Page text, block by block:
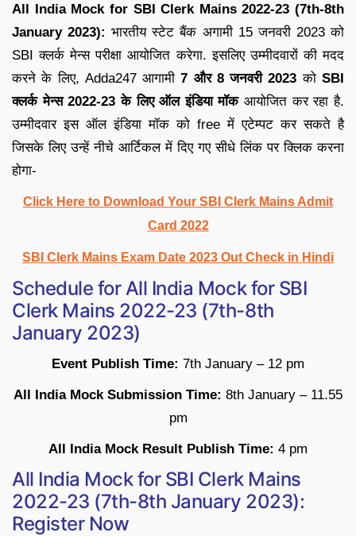
All India Mock for SBI Clerk Mains 2022-23 (7th-8th
January 2023): भारतीय स्टेट बैंक अगामी 15 जनवरी 2023 को
SBI क्लर्क मेन्स परीक्षा आयोजित करेगा. इसलिए उम्मीदवारों की मदद
करने के लिए, Adda247 आगामी7 और 8 जनवरी 2023 कोSBI
क्लर्क मेन्स 2022-23 के लिए ऑल इंडिया मॉकआयोजित कर रहा है.
उम्मीदवार इस ऑल इंडिया मॉक को free में एटेम्पट कर सकते है
जिसके लिए उन्हें नीचे आर्टिकल में दिए गए सीधे लिंक पर क्लिक करना
होगा-
Click Here to Download Your SBI Clerk Mains Admit
Card 2022
SBI Clerk Mains Exam Date 2023 Out Check in Hindi
Schedule for All India Mock for SBI
Clerk Mains 2022-23 (7th-8th
January 2023)
Event Publish Time: 7th January – 12 pm
All India Mock Submission Time: 8th January – 11.55
pm
All India Mock Result Publish Time: 4 pm
All India Mock for SBI Clerk Mains
2022-23 (7th-8th January 2023):
Register Now